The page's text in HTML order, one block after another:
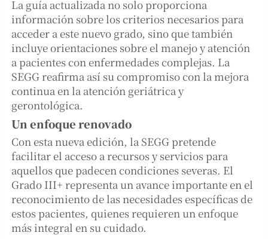
La guía actualizada no solo proporciona
información sobre los criterios necesarios para
acceder a este nuevo grado, sino que también
incluye orientaciones sobre el manejo y atención
a pacientes con enfermedades complejas. La
SEGG reafirma así su compromiso con la mejora
continua en la atención geriátrica y
gerontológica.
Un enfoque renovado
Con esta nueva edición, la SEGG pretende
facilitar el acceso a recursos y servicios para
aquellos que padecen condiciones severas. El
Grado III+ representa un avance importante en el
reconocimiento de las necesidades específicas de
estos pacientes, quienes requieren un enfoque
más integral en su cuidado.